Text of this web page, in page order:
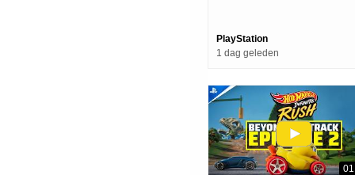
PlayStation
1 dag geleden